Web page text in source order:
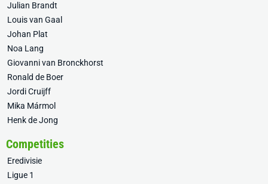
Julian Brandt
Louis van Gaal
Johan Plat
Noa Lang
Giovanni van Bronckhorst
Ronald de Boer
Jordi Cruijff
Mika Mármol
Henk de Jong
Competities
Eredivisie
Ligue 1